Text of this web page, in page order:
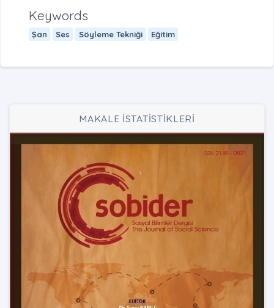
Keywords
Şan Ses Söyleme Tekniği Eğitim
MAKALE İSTATİSTİKLERİ